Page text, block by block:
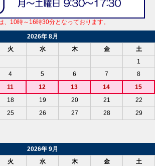
10時～16時30分となっております。
2026年 8月
火 水 木 金
土
1
4 5 6 7
8
11 12 13 14
15
18 19 20 21
22
25 26 27 28
29
2026年 9月
火 水 木 金
土